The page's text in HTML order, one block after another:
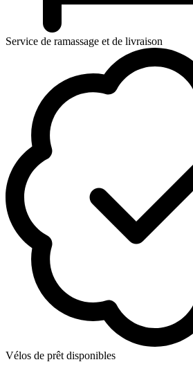
Service de ramassage et de livraison
Vélos de prêt disponibles